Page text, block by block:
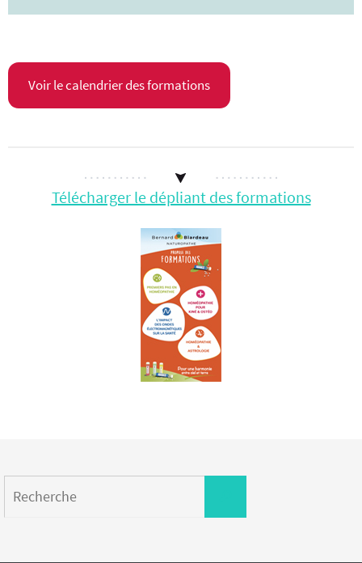
Voir le calendrier des formations
Télécharger le dépliant des formations